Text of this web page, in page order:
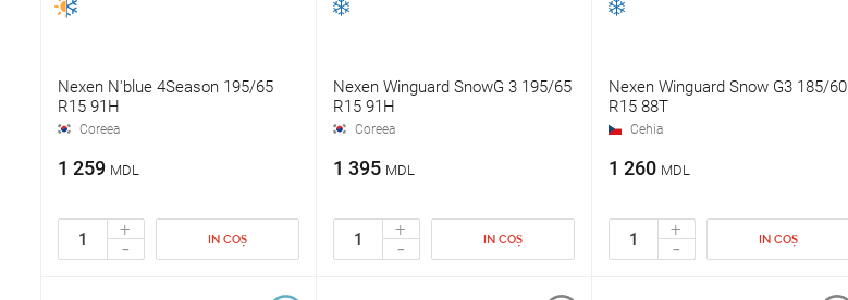
Nexen N'blue 4Season 195/65
R15 91H
Coreea
1 259 MDL
+
- IN COȘ
Nexen Winguard SnowG 3 195/65
R15 91H
Coreea
1 395 MDL
+
- IN COȘ
Nexen Winguard Snow G3 185/60
R15 88T
Cehia
1 260 MDL
+
- IN COȘ